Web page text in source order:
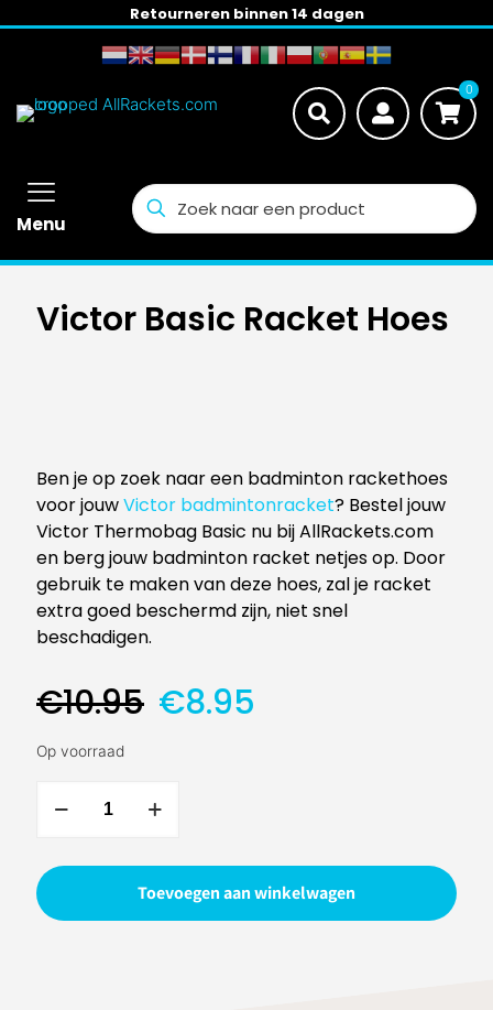
Retourneren binnen 14 dagen
0
Menu
Victor Basic Racket Hoes
Ben je op zoek naar een badminton rackethoes
voor jouwVictor badmintonracket? Bestel jouw
Victor Thermobag Basic nu bij AllRackets.com
en berg jouw badminton racket netjes op. Door
gebruik te maken van deze hoes, zal je racket
extra goed beschermd zijn, niet snel
beschadigen.
€10.95 Oorspronkelijke
prijs
€8.95
Op voorraad
Hoes
aantal
Toevoegen aan winkelwagen